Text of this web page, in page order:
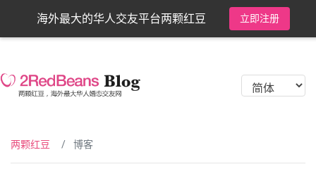
海外最大的华人交友平台两颗红豆 立即注册
两颗红豆 博客